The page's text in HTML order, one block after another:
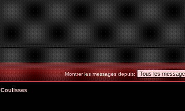
Montrer les messages depuis:
Coulisses